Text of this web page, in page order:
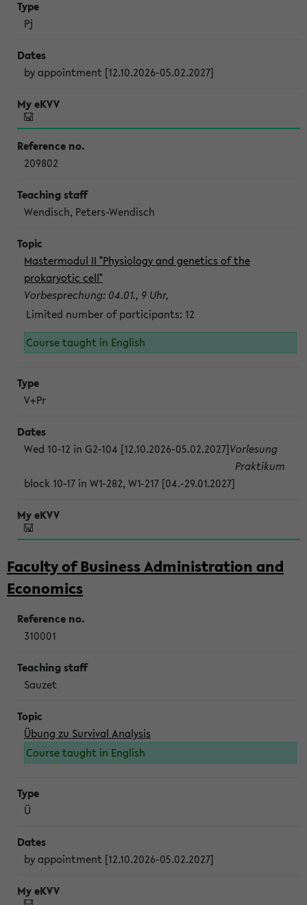
Pj
by appointment [12.10.2026-05.02.2027]
209802
Wendisch, Peters-Wendisch
Mastermodul II "Physiology and genetics of the
prokaryotic cell"
Vorbesprechung: 04.01., 9 Uhr,
Limited number of participants: 12
Course taught in English
V+Pr
Wed 10-12 in G2-104 [12.10.2026-05.02.2027]Vorlesung
block 10-17 in W1-282, W1-217 [04.-29.01.2027]
Praktikum
Faculty of Business Administration and
Economics
310001
Sauzet
Übung zu Survival Analysis
Course taught in English
Ü
by appointment [12.10.2026-05.02.2027]